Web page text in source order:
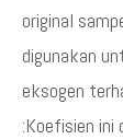
original
digunakan
eksogen
:Koefisien ini